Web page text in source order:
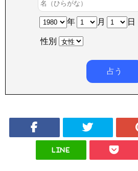
年 月 日
性別
LINE